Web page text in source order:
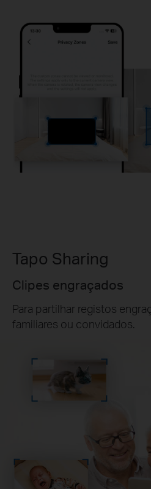
Tapo Sharing
Clipes engraçados
Para partilhar registos
familiares ou convidados.